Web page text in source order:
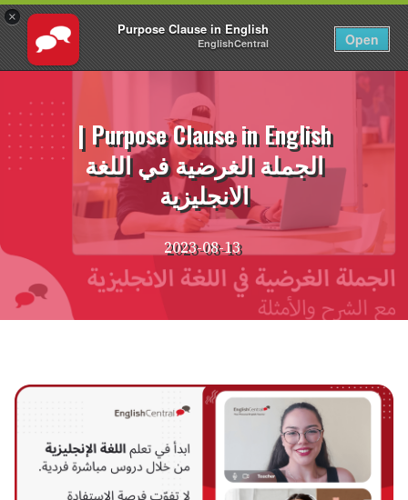
×
Purpose Clause in English
EnglishCentral Open
تسجيل الدخول AR
انتقل
المحتوى
Purpose Clause in English |
الجملة الغرضية في اللغة
الانجليزية
2023-08-13